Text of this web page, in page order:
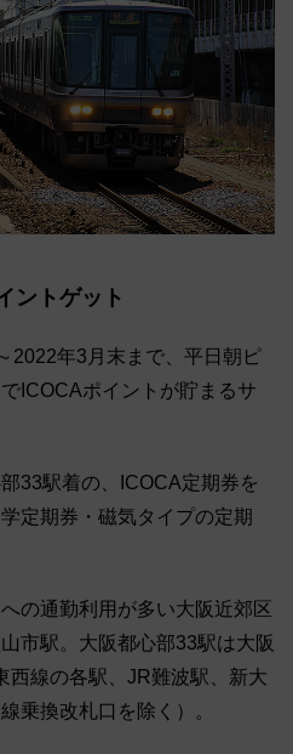
ントゲット
2022年3月末まで、平日朝ピ
ICOCAポイントが貯まるサ
33駅着の、ICOCA定期券を
定期券・磁気タイプの定期
の通勤利用が多い大阪近郊区
市駅。大阪都心部33駅は大阪
西線の各駅、JR難波駅、新大
乗換改札口を除く）。